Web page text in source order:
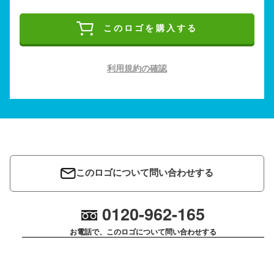
このロゴを購入する
利用規約の確認
このロゴについて問い合わせする
0120-962-165
お電話で、このロゴについて問い合わせする